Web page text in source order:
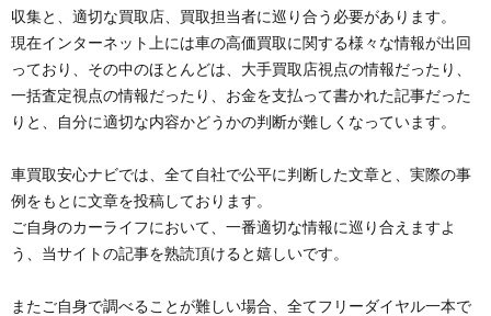
収集と、適切な買取店、買取担当者に巡り合う必要があります。
現在インターネット上には車の高価買取に関する様々な情報が出回
っており、その中のほとんどは、大手買取店視点の情報だったり、
一括査定視点の情報だったり、お金を支払って書かれた記事だった
りと、自分に適切な内容かどうかの判断が難しくなっています。
車買取安心ナビでは、全て自社で公平に判断した文章と、実際の事
例をもとに文章を投稿しております。
ご自身のカーライフにおいて、一番適切な情報に巡り合えますよ
う、当サイトの記事を熟読頂けると嬉しいです。
またご自身で調べることが難しい場合、全てフリーダイヤル一本で